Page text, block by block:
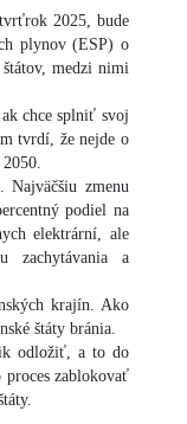
2025, bude
plynov (ESP) o
medzi nimi
chce splniť svoj
tvrdí, že nejde o
Najväčšiu zmenu
podiel na
elektrární, ale
zachytávania a
krajín. Ako
štáty bránia.
odložiť, a to do
zablokovať